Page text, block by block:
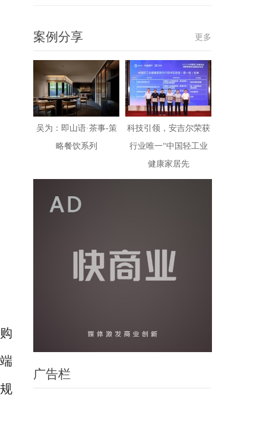
案例分享 更多
吴为：即山语·茶事-策
略餐饮系列
科技引领，安吉尔荣获
行业唯一“中国轻工业
健康家居先
广告栏